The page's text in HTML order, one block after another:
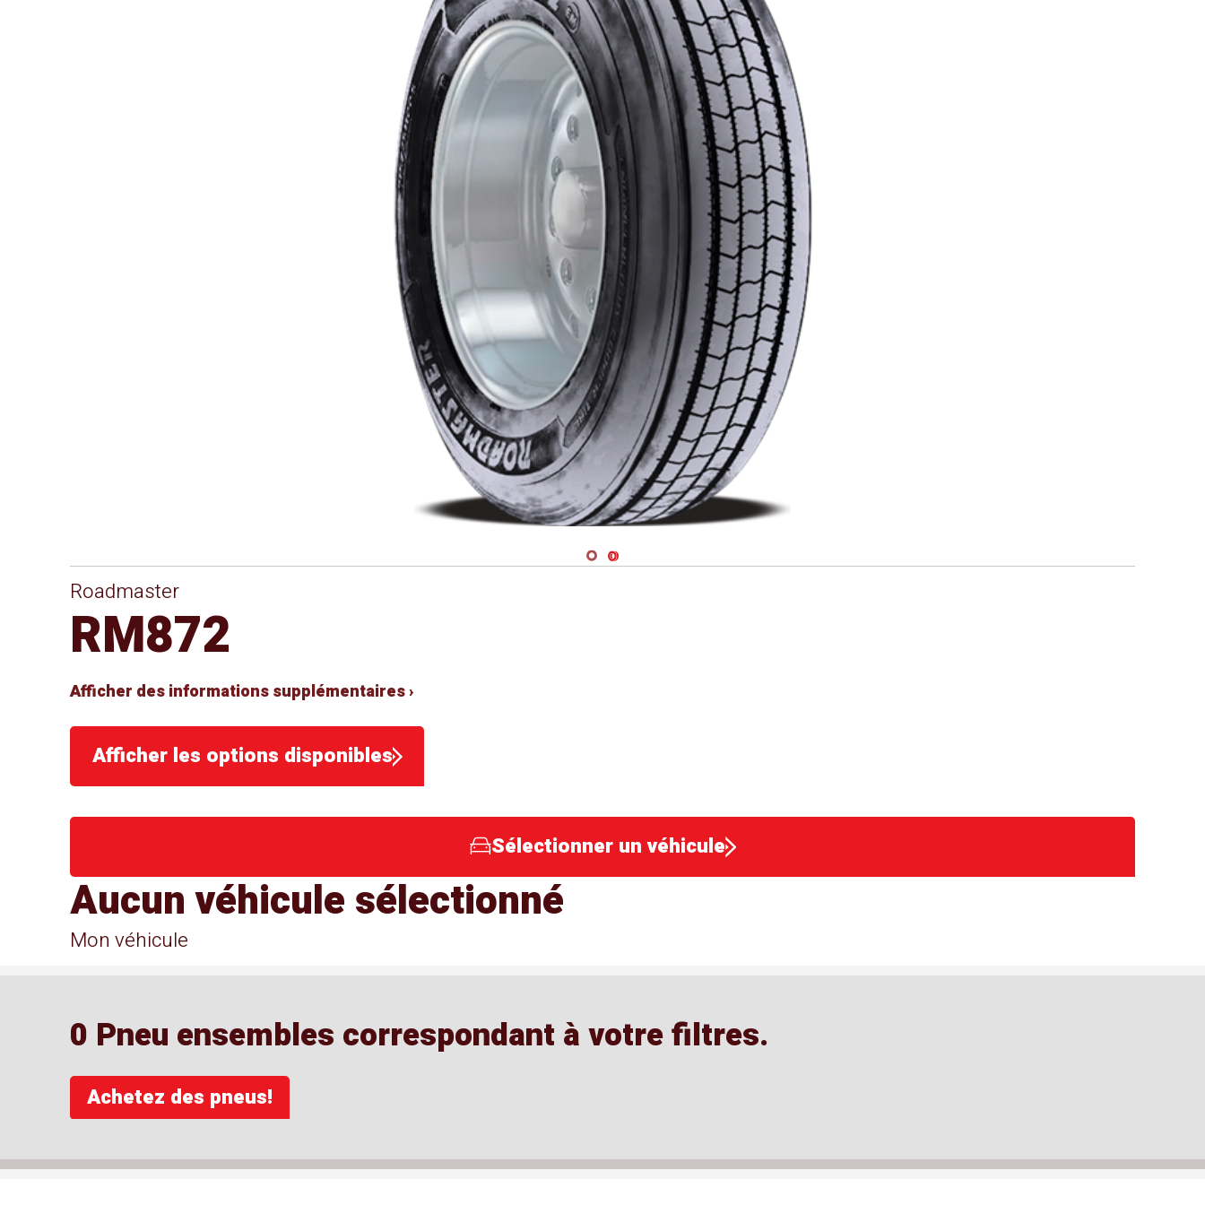
Navigate 1
Navigate 2
Roadmaster
RM872
Afficher des informations supplémentaires ›
Afficher les options disponibles
Sélectionner un véhicule
Mon véhicule
Aucun véhicule sélectionné
0 Pneu ensembles correspondant à votre filtres.
Achetez des pneus!